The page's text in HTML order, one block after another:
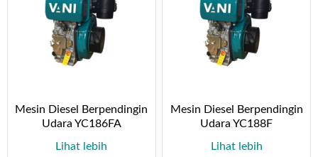
Mesin Diesel Berpendingin
Udara YC186FA
Lihat lebih
Mesin Diesel Berpendingin
Udara YC188F
Lihat lebih